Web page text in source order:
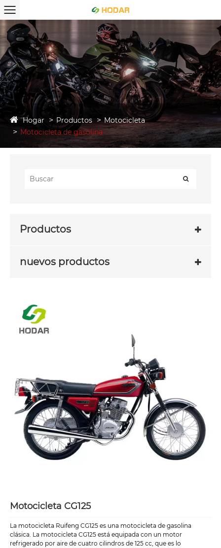
Hogar Productos
Motocicleta
Motocicleta de gasolina
Productos
nuevos productos
Motocicleta CG125
La motocicleta Ruifeng CG125 es una motocicleta de gasolina
clásica. La motocicleta CG125 está equipada con un motor
refrigerado por aire de cuatro cilindros de 125 cc, que es lo